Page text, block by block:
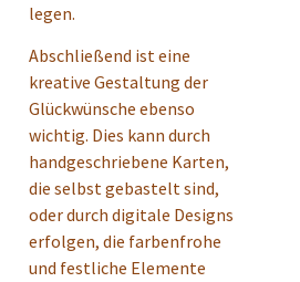
legen.
Abschließend ist eine
kreative Gestaltung der
Glückwünsche ebenso
wichtig. Dies kann durch
handgeschriebene Karten,
die selbst gebastelt sind,
oder durch digitale Designs
erfolgen, die farbenfrohe
und festliche Elemente